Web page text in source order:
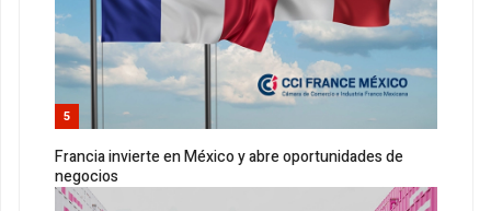
5
Francia invierte en México y abre oportunidades de
negocios